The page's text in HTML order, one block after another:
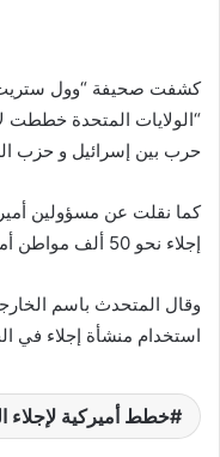
كشفت صحيفة “وول ستريت
“الولايات المتحدة خططت
حرب بين إسرائيل و حزب
كما نقلت عن مسؤولين
إجلاء نحو 50 ألف مواطن أميركي ومقيم وعائلاتهم إلى قبرص”.
وقال المتحدث باسم
استخدام منشأة إجلاء في
خطط أميركية لإجلاء